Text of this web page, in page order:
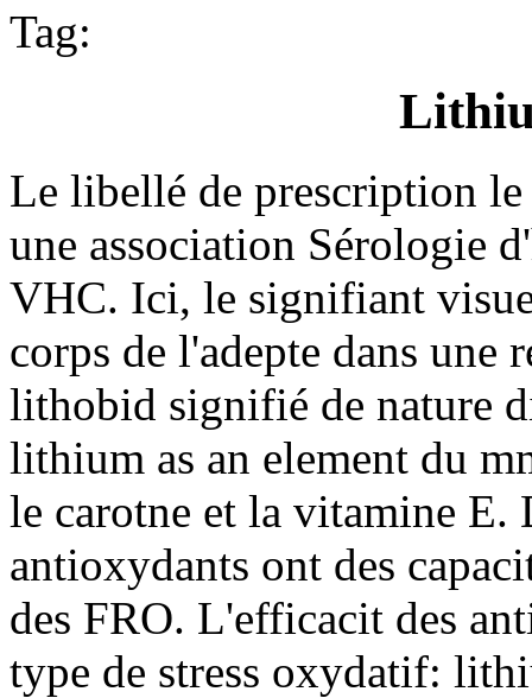
Tag:
Le libellé de prescription
une association Sérologie
VHC. Ici, le signifiant
corps de l'adepte dans une
lithobid signifié de nature
lithium as an element du
le carotne et la vitamine E.
antioxydants ont des
des FRO. L'efficacit des
type de stress oxydatif: